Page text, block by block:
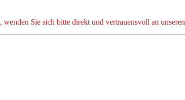
Sie sich bitte direkt und vertrauensvoll an unseren